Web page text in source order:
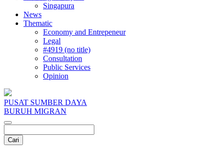
Singapura
News
Thematic
Economy and Entrepeneur
Legal
#4919 (no title)
Consultation
Public Services
Opinion
PUSAT SUMBER DAYA
BURUH MIGRAN